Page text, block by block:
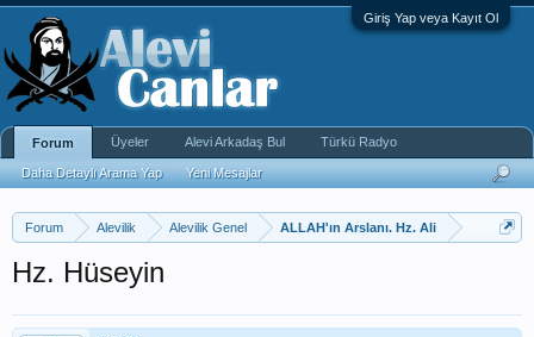
Giriş Yap veya Kayıt Ol
Forum Alevilik Alevilik Genel ALLAH'ın Arslanı. Hz. Ali
Hz. Hüseyin
Forum
Daha Detaylı Arama Yap Yeni Mesajlar
Üyeler Alevi Arkadaş Bul Türkü Radyo